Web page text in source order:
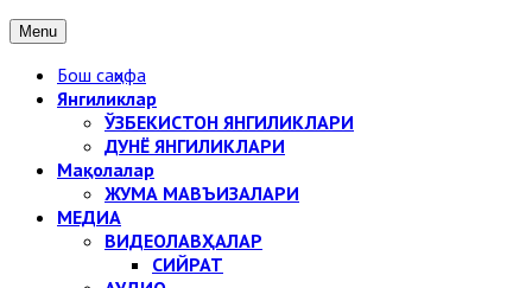
Menu
Бош саҳифа
Янгиликлар
ЎЗБЕКИСТОН ЯНГИЛИКЛАРИ
ДУНЁ ЯНГИЛИКЛАРИ
Мақолалар
ЖУМА МАВЪИЗАЛАРИ
МЕДИА
ВИДЕОЛАВҲАЛАР
СИЙРАТ